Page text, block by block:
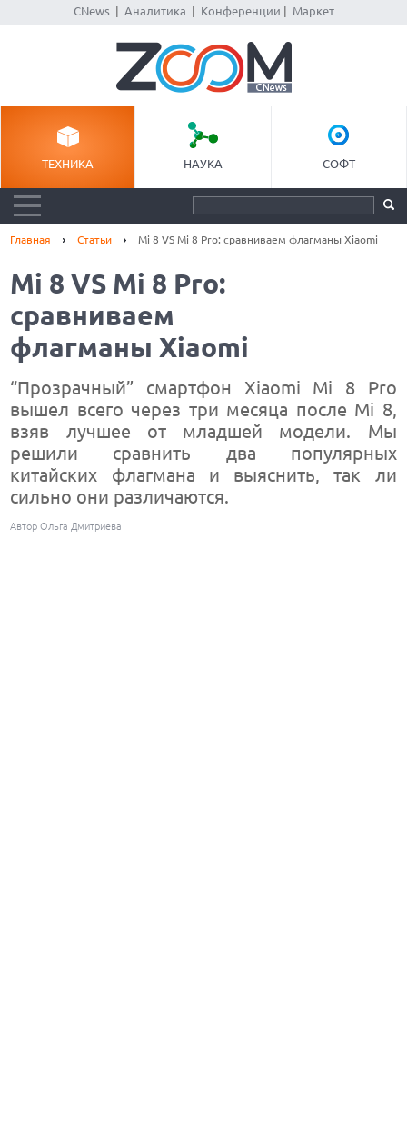
CNews| Аналитика Конференции Маркет
ТЕХНИКА НАУКА СОФТ
Главная Статьи Mi 8 VS Mi 8 Pro: сравниваем флагманы Xiaomi
Mi 8 VS Mi 8 Pro:
сравниваем
флагманы Xiaomi
“Прозрачный” смартфон Xiaomi Mi 8 Pro
вышел всего через три месяца после Mi 8,
взяв лучшее от младшей модели. Мы
решили сравнить два популярных
китайских флагмана и выяснить, так ли
сильно они различаются.
Автор Ольга Дмитриева